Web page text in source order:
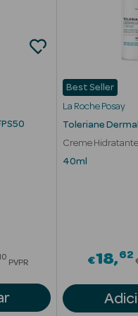
reduced from
PVPR
Best Seller
La Roche Posay
Toleriane
Creme
Intolerante
40ml
€18 62